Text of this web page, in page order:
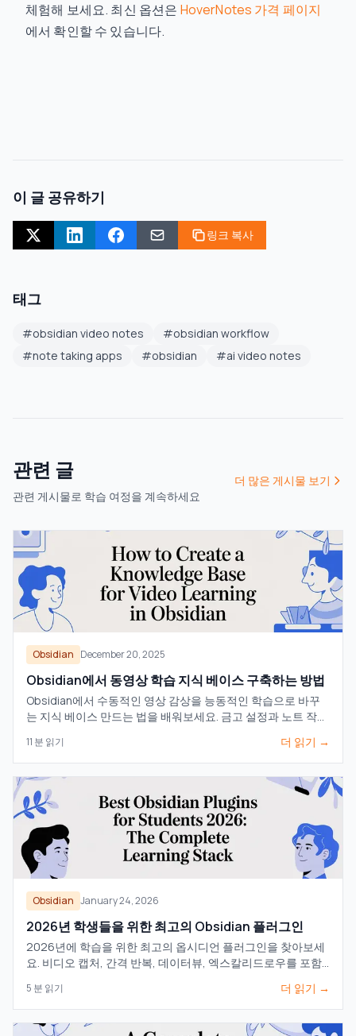
체험해 보세요. 최신 옵션은 HoverNotes 가격 페이지
에서 확인할 수 있습니다.
이 글 공유하기
링크 복사
태그
#obsidian video notes #obsidian workflow
#note taking apps #obsidian #ai video notes
관련 글
관련 게시물로 학습 여정을 계속하세요
더 많은 게시물 보기
Obsidian December 20, 2025
Obsidian에서 동영상 학습 지식 베이스 구축하는 방법
Obsidian에서 수동적인 영상 감상을 능동적인 학습으로 바꾸
는 지식 베이스 만드는 법을 배워보세요. 금고 설정과 노트 작성
11 분 읽기 더 읽기 →
Obsidian January 24, 2026
2026년 학생들을 위한 최고의 Obsidian 플러그인
2026년에 학습을 위한 최고의 옵시디언 플러그인을 찾아보세
요. 비디오 캡처, 간격 반복, 데이터뷰, 엑스칼리드로우를 포함
5 분 읽기 더 읽기 →